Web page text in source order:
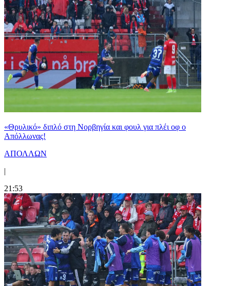
«Θρυλικό» διπλό στη Νορβηγία και φουλ για πλέι οφ ο
Απόλλωνας!
ΑΠΟΛΛΩΝ
|
21:53